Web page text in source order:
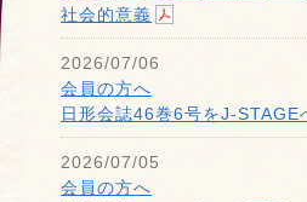
社会的意義
2026/07/06
会員の方へ
日形会誌46巻6号をJ-STAGE
2026/07/05
会員の方へ